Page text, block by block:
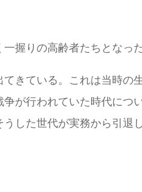
握りの高齢者たちとなっ
きている。これは当時
が行われていた時代に
した世代が実務から引